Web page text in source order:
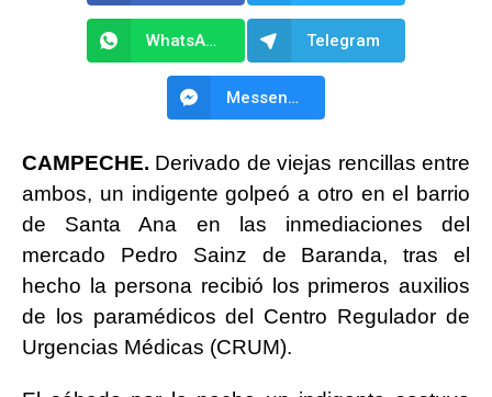
WhatsApp Telegram
Messenger
CAMPECHE. Derivado de viejas rencillas entre
ambos, un indigente golpeó a otro en el barrio
de Santa Ana en las inmediaciones del
mercado Pedro Sainz de Baranda, tras el
hecho la persona recibió los primeros auxilios
de los paramédicos del Centro Regulador de
Urgencias Médicas (CRUM).